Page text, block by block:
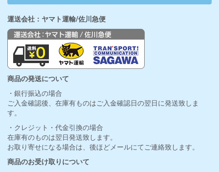
運送会社：ヤマト運輸/佐川急便
商品の発送について
・銀行振込の場合
ご入金確認後、在庫有ものはご入金確認日の翌日に発送致しま
す。
・クレジット・代金引換の場合
在庫有のものは翌日発送致します。
お取り寄せになる場合は、後ほどメールにてご連絡致します。
商品のお受け取りについて